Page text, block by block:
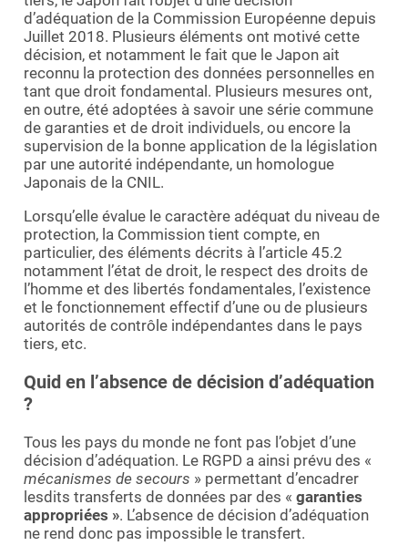
d’adéquation de la Commission Européenne depuis
Juillet 2018. Plusieurs éléments ont motivé cette
décision, et notamment le fait que le Japon ait
reconnu la protection des données personnelles en
tant que droit fondamental. Plusieurs mesures ont,
en outre, été adoptées à savoir une série commune
de garanties et de droit individuels, ou encore la
supervision de la bonne application de la législation
par une autorité indépendante, un homologue
Japonais de la CNIL.
Lorsqu’elle évalue le caractère adéquat du niveau de
protection, la Commission tient compte, en
particulier, des éléments décrits à l’article 45.2
notamment l’état de droit, le respect des droits de
l’homme et des libertés fondamentales, l’existence
et le fonctionnement effectif d’une ou de plusieurs
autorités de contrôle indépendantes dans le pays
tiers, etc.
Quid en l’absence de décision d’adéquation
?
Tous les pays du monde ne font pas l’objet d’une
décision d’adéquation. Le RGPD a ainsi prévu des «
mécanismes de secours » permettant d’encadrer
lesdits transferts de données par des « garanties
appropriées ». L’absence de décision d’adéquation
ne rend donc pas impossible le transfert.